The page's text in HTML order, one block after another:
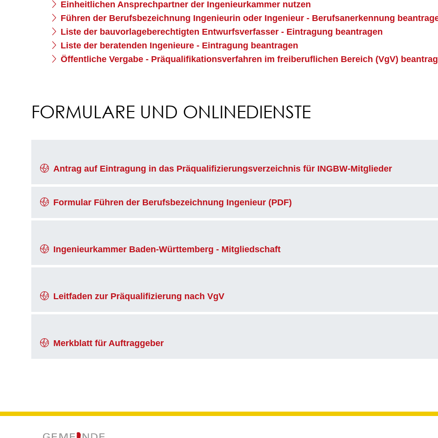
Einheitlichen Ansprechpartner der Ingenieurkammer nutzen
Führen der Berufsbezeichnung Ingenieurin oder Ingenieur - Berufsanerkennung
Liste der bauvorlageberechtigten Entwurfsverfasser - Eintragung beantragen
Liste der beratenden Ingenieure - Eintragung beantragen
Öffentliche Vergabe - Präqualifikationsverfahren im freiberuflichen Bereich (VgV)
FORMULARE UND ONLINEDIENSTE
Antrag auf Eintragung in das Präqualifizierungsverzeichnis für INGBW-Mitglieder
Formular Führen der Berufsbezeichnung Ingenieur (PDF)
Ingenieurkammer Baden-Württemberg - Mitgliedschaft
Leitfaden zur Präqualifizierung nach VgV
Merkblatt für Auftraggeber